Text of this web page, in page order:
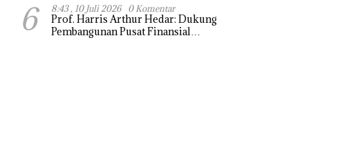
6 8:43 , 10 Juli 2026 0 Komentar
Prof. Harris Arthur Hedar: Dukung
Pembangunan Pusat Finansial